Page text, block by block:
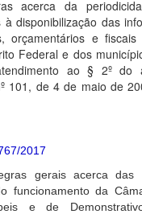
acerca da
à disponibilização das
orçamentários e
Federal e dos
ao § 2º
101, de 4 de maio de
2017
gerais acerca das
funcionamento da
e de